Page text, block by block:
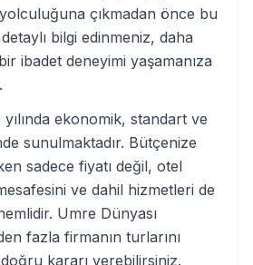
çıkmadan önce bu
bilgi edinmeniz, daha
ibadet deneyimi yaşamanıza
ekonomik, standart ve
sunulmaktadır. Bütçenize
sadece fiyatı değil, otel
ve dahil hizmetleri de
Umre Dünyası
fazla firmanın turlarını
kararı verebilirsiniz.